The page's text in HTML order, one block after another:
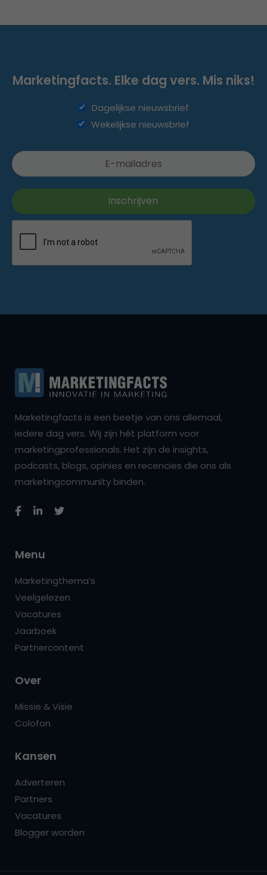
Marketingfacts. Elke dag vers. Mis niks!
Dagelijkse nieuwsbrief
Wekelijkse nieuwsbrief
Marketingfacts is een beetje van ons allemaal,
iedere dag vers. Wij zijn hét platform voor
marketingprofessionals. Het zijn de insights,
podcasts, blogs, opinies en recencies die ons als
marketingcommunity binden.
Menu
Marketingthema’s
Veelgelezen
Vacatures
Jaarboek
Partnercontent
Over
Missie & Visie
Colofon
Kansen
Adverteren
Partners
Vacatures
Blogger worden